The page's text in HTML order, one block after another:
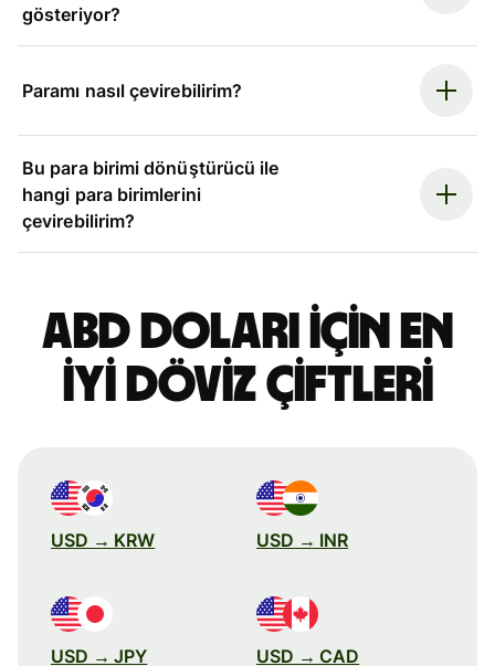
gösteriyor?
Paramı nasıl çevirebilirim?
Bu para birimi dönüştürücü ile
hangi para birimlerini
çevirebilirim?
ABD doları için en
iyi döviz çiftleri
USD → KRW USD → INR
USD → JPY USD → CAD